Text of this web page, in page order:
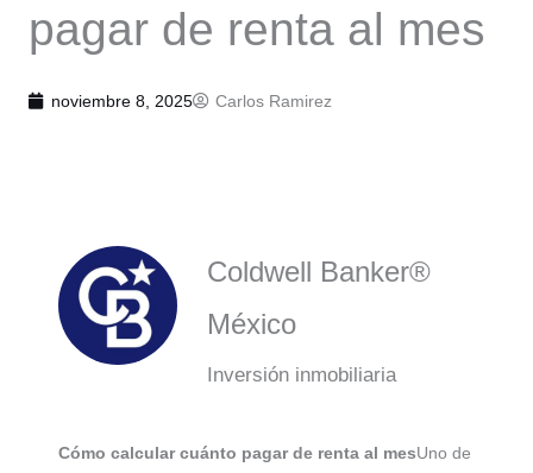
pagar de renta al mes
noviembre 8, 2025 Carlos Ramirez
Coldwell Banker®
México
Inversión inmobiliaria
Cómo calcular cuánto pagar de renta al mesUno de